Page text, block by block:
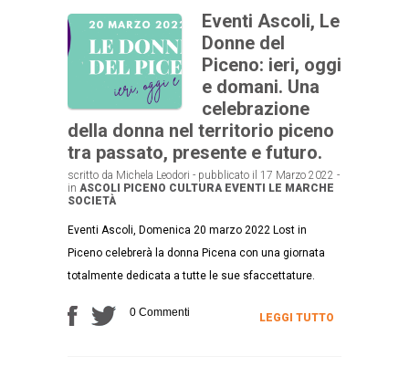
Eventi Ascoli, Le
Donne del
Piceno: ieri, oggi
e domani. Una
celebrazione
della donna nel territorio piceno
tra passato, presente e futuro.
scritto da Michela Leodori - pubblicato il 17 Marzo 2022 -
in ASCOLI PICENO CULTURA EVENTI LE MARCHE
SOCIETÀ
Eventi Ascoli, Domenica 20 marzo 2022 Lost in
Piceno celebrerà la donna Picena con una giornata
totalmente dedicata a tutte le sue sfaccettature.
0 Commenti LEGGI TUTTO